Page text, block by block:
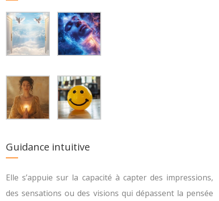
Guidance intuitive
Elle s’appuie sur la capacité à capter des impressions,
des sensations ou des visions qui dépassent la pensée